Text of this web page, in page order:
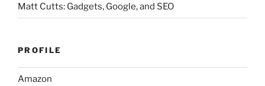
Matt Cutts: Gadgets, Google, and SEO
PROFILE
Amazon